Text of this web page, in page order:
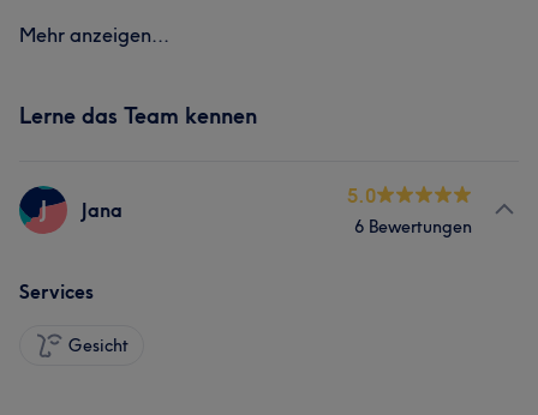
Mehr anzeigen...
Lerne das Team kennen
J Jana
5.0
6 Bewertungen
Services
Gesicht